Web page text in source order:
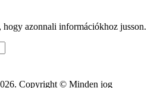
azonnali információkhoz jusson.
Copyright © Minden jog